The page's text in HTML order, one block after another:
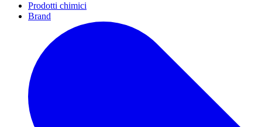
Prodotti chimici
Brand